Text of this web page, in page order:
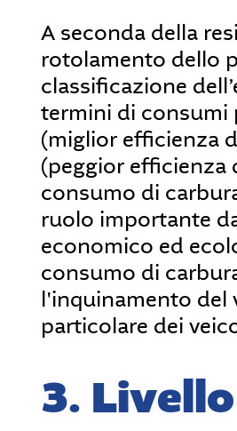
A seconda della
rotolamento dello
classificazione
termini di consumi
(miglior efficienza
(peggior efficienza
consumo di
ruolo importante
economico ed
consumo di
l'inquinamento del
particolare dei
3.